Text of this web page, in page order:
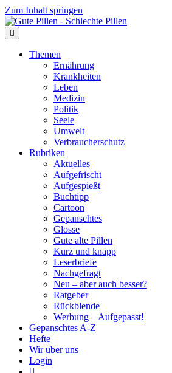
Zum Inhalt springen
Themen
Ernährung
Krankheiten
Leben
Medizin
Politik
Seele
Umwelt
Verbraucherschutz
Rubriken
Aktuelles
Aufgefrischt
Aufgespießt
Buchtipp
Cartoon
Gepanschtes
Glosse
Gute alte Pillen
Kurz und knapp
Leserbriefe
Nachgefragt
Neu – aber auch besser?
Ratgeber
Rückblende
Werbung – Aufgepasst!
Gepanschtes A-Z
Hefte
Wir über uns
Login